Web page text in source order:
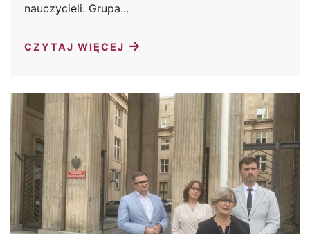
nauczycieli. Grupa...
CZYTAJ WIĘCEJ →